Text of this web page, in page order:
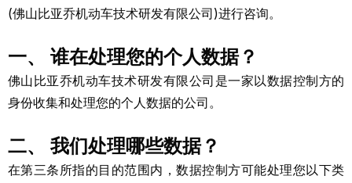
(佛山比亚乔机动车技术研发有限公司)进行咨询。
一、 谁在处理您的个人数据？
佛山比亚乔机动车技术研发有限公司是一家以数据控制方的
身份收集和处理您的个人数据的公司。
二、 我们处理哪些数据？
在第三条所指的目的范围内，数据控制方可能处理您以下类